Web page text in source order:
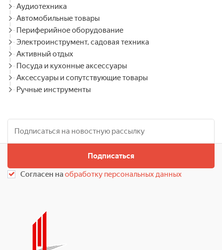
Аудиотехника
Автомобильные товары
Периферийное оборудование
Электроинструмент, садовая техника
Активный отдых
Посуда и кухонные аксессуары
Аксессуары и сопутствующие товары
Ручные инструменты
Подписаться
Согласен наобработку персональных данных